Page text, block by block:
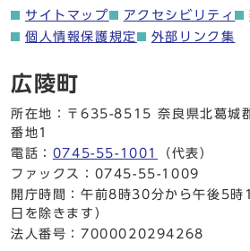
サイトマップ アクセシビリティ
個人情報保護規定
外部リンク集
広陵町
所在地：〒635-8515 奈良県北葛城
番地1
電話： 0745-55-1001
（代表）
ファックス：0745-55-1009
開庁時間：午前8時30分から午後5時
日を除きます）
法人番号：7000020294268